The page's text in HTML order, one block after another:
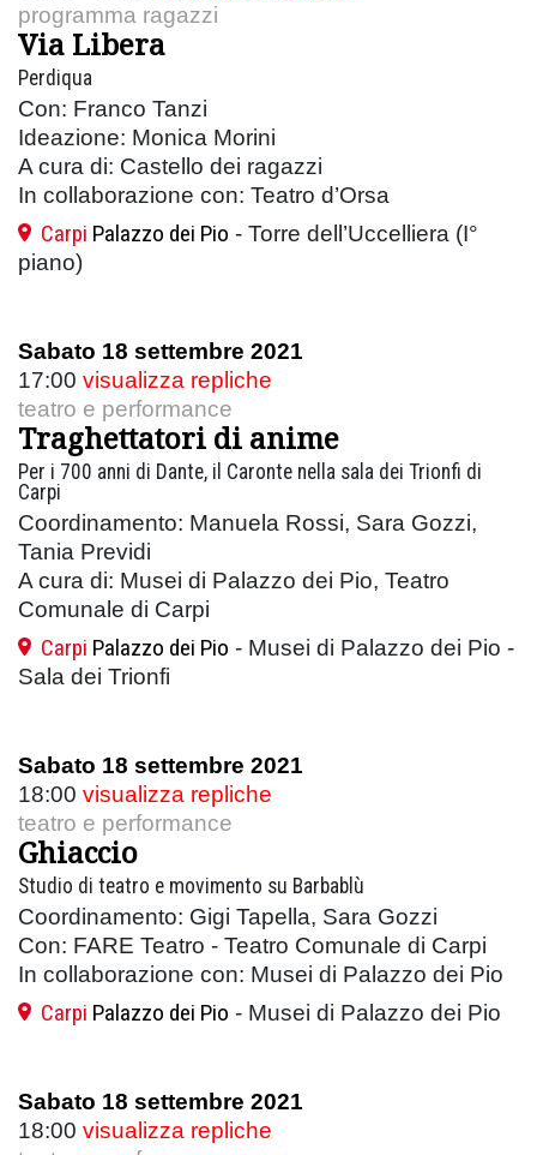
programma ragazzi
Via Libera
Perdiqua
Con: Franco Tanzi
Ideazione: Monica Morini
A cura di: Castello dei ragazzi
In collaborazione con: Teatro d’Orsa
Carpi Palazzo dei Pio - Torre dell’Uccelliera (I°
piano)
Sabato 18 settembre 2021
17:00 visualizza repliche
teatro e performance
Traghettatori di anime
Per i 700 anni di Dante, il Caronte nella sala dei Trionfi di
Carpi
Coordinamento: Manuela Rossi, Sara Gozzi,
Tania Previdi
A cura di: Musei di Palazzo dei Pio, Teatro
Comunale di Carpi
Carpi Palazzo dei Pio - Musei di Palazzo dei Pio -
Sala dei Trionfi
Sabato 18 settembre 2021
18:00 visualizza repliche
teatro e performance
Ghiaccio
Studio di teatro e movimento su Barbablù
Coordinamento: Gigi Tapella, Sara Gozzi
Con: FARE Teatro - Teatro Comunale di Carpi
In collaborazione con: Musei di Palazzo dei Pio
Carpi Palazzo dei Pio - Musei di Palazzo dei Pio
Sabato 18 settembre 2021
18:00 visualizza repliche